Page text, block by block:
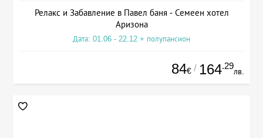
Релакс и Забавление в Павел баня - Семеен хотел
Аризона
Дата: 01.06 - 22.12 + полупансион
84€ / 164.29
лв.